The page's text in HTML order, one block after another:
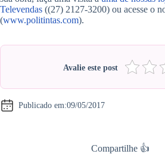
Televendas ((27) 2127-3200) ou acesse o
(www.politintas.com).
Avalie este post
Publicado em:09/05/2017
Compartilhe 👍